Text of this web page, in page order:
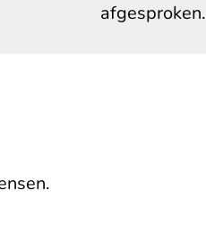
afgesproken.